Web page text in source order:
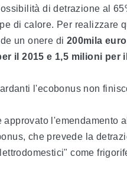
di detrazione al
di calore. Per realizzare
un onere di 200mila
il 2015 e 1,5 milioni per
l'ecobonus non
approvato l'emendamento
che prevede la
come